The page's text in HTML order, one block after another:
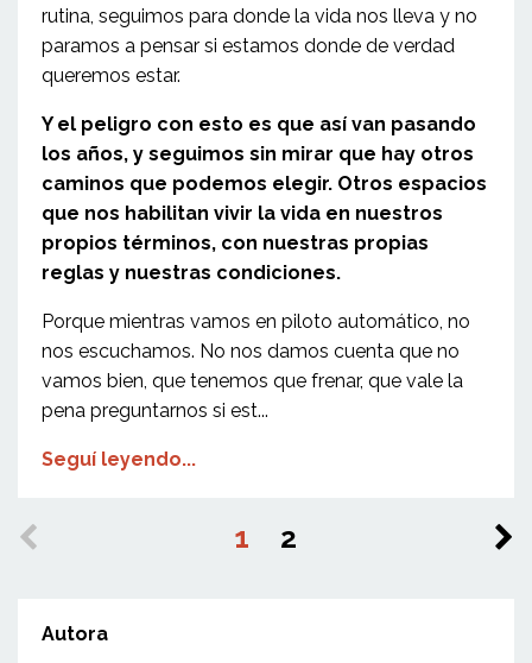
rutina, seguimos para donde la vida nos lleva y no
paramos a pensar si estamos donde de verdad
queremos estar.
Y el peligro con esto es que así van pasando
los años, y seguimos sin mirar que hay otros
caminos que podemos elegir. Otros espacios
que nos habilitan vivir la vida en nuestros
propios términos, con nuestras propias
reglas y nuestras condiciones.
Porque mientras vamos en piloto automático, no
nos escuchamos. No nos damos cuenta que no
vamos bien, que tenemos que frenar, que vale la
pena preguntarnos si est...
Seguí leyendo...
1 2
Autora